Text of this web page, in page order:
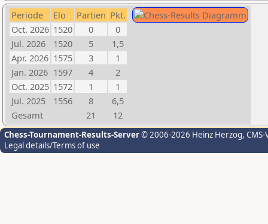
Periode Elo Partien Pkt.
Oct. 2026 1520 0
0
Jul. 2026
1520 5
1,5
Apr. 2026 1575 3
1
Jan. 2026 1597 4
2
Oct. 2025 1572 1
1
Jul. 2025
1556 8
6,5
Gesamt
21 12
Chess-Tournament-Results-Server© 2006-2026 Heinz Herzog,
Legal details/Terms of use